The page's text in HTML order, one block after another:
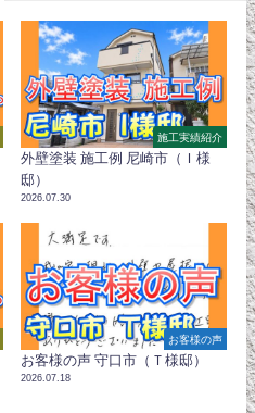
施工実績紹介
外壁塗装 施工例 尼崎市（Ｉ様
邸）
2026.07.30
お客様の声
お客様の声 守口市（Ｔ様邸）
2026.07.18